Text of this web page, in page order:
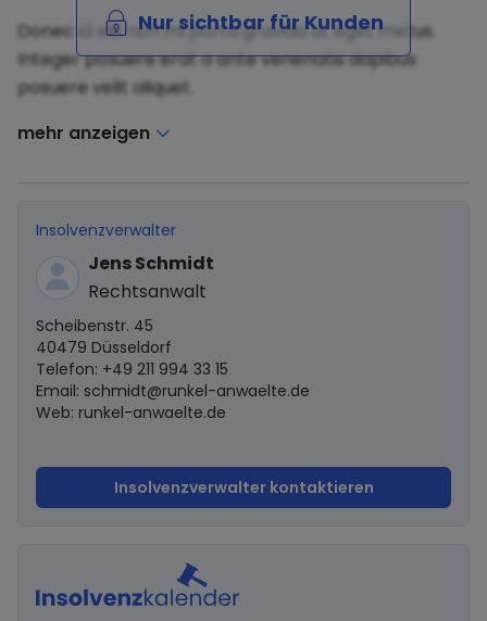
Donec id elit non mi porta gravida at eget metus.
Integer posuere erat a ante venenatis dapibus
posuere velit aliquet.
Nur sichtbar für Kunden
mehr anzeigen
Insolvenzverwalter
Jens Schmidt
Rechtsanwalt
Scheibenstr. 45
40479 Düsseldorf
Telefon: +49 211 994 33 15
Email: schmidt@runkel-anwaelte.de
Web: runkel-anwaelte.de
Insolvenzverwalter kontaktieren